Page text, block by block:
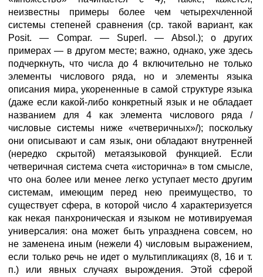
неизвестны примеры более чем четырехчленной
системы степеней сравнения (ср. такой вариант, как
Posit. — Compar. — Superl. — Absol.); о других
примерах — в другом месте; важно, однако, уже здесь
подчеркнуть, что числа до 4 включительно не только
элементы числового ряда, но и элементы языка
описания мира, укорененные в самой структуре языка
(даже если какой-либо конкретный язык и не обладает
названием для 4 как элемента числового ряда /
числовые системы ниже «четверичных»/); поскольку
они описывают и сам язык, они обладают внутренней
(нередко скрытой) метаязыковой функцией. Если
четверичная система счета «исторична» в том смысле,
что она более или менее легко уступает место другим
системам, имеющим перед нею преимущество, то
существует сфера, в которой число 4 характеризуется
как некая панхроническая и языком не мотивируемая
универсалия: она может быть упразднена совсем, но
не заменена иным (нежели 4) числовым выражением,
если только речь не идет о мультипликациях (8, 16 и т.
п.) или явных случаях вырождения. Этой сферой